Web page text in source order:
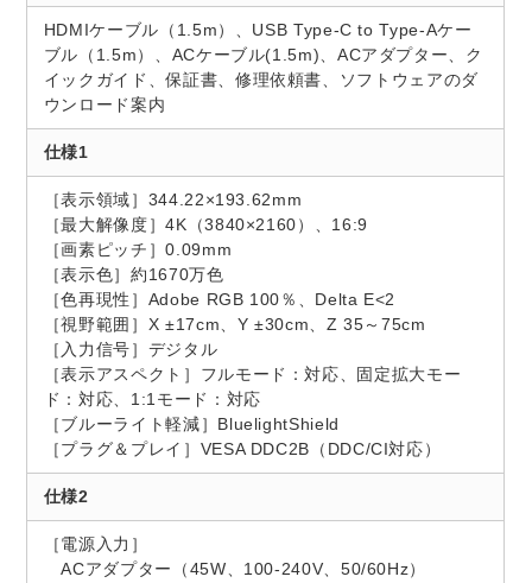
HDMIケーブル（1.5m）、USB Type-C to Type-Aケー
ブル（1.5m）、ACケーブル(1.5m)、ACアダプター、ク
イックガイド、保証書、修理依頼書、ソフトウェアのダ
ウンロード案内
仕様1
［表示領域］344.22×193.62mm
［最大解像度］4K（3840×2160）、16:9
［画素ピッチ］0.09mm
［表示色］約1670万色
［色再現性］Adobe RGB 100％、Delta E<2
［視野範囲］X ±17cm、Y ±30cm、Z 35～75cm
［入力信号］デジタル
［表示アスペクト］フルモード：対応、固定拡大モー
ド：対応、1:1モード：対応
［ブルーライト軽減］BluelightShield
［プラグ＆プレイ］VESA DDC2B（DDC/CI対応）
仕様2
［電源入力］
ACアダプター（45W、100-240V、50/60Hz）